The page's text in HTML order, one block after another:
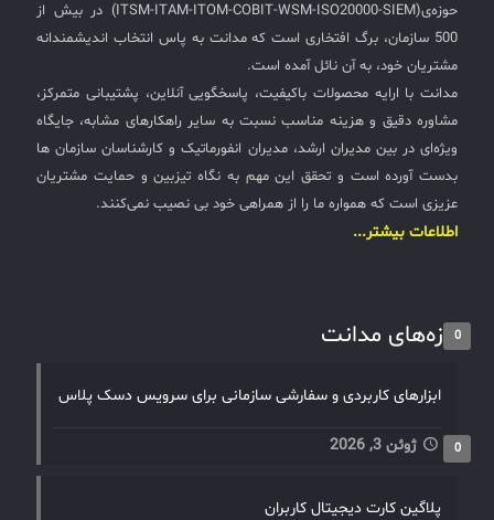
می‌شود. قابلیت‌ها و ویژگی‌ها این نرم‌افزار از امکاناتی نظیر
پشتیبانی چند مانیتوره، رمزنگاری پیشرفته برای امنیت
داده‌ها، ضبط جلسات، مدیریت متمرکز از طریق سرور، و
تنظیمات دسترسی و[…]
حوزه‌ی(ITSM-ITAM-ITOM-COBIT-WSM-ISO20000-SIEM) در بیش از
500 سازمان، برگ افتخاری است که مدانت به پاس انتخاب اندیشمندانه
مشتریان خود، به آن نائل آمده است.
مدانت با ارایه محصولات باکیفیت، پاسخگویی آنلاین، پشتیبانی متمرکز،
مشاوره دقیق و هزینه مناسب نسبت به سایر راهکارهای مشابه، جایگاه
ویژه‌ای در بین مدیران ارشد، مدیران انفورماتیک و کارشناسان سازمان ها
بدست آورده است و تحقق این مهم به نگاه تیزبین و حمایت مشتریان
عزیزی است که همواره ما را از همراهی خود بی نصیب نمی‌کنند.
اطلاعات بیشتر...
تازه‌های مدانت0
ابزارهای کاربردی و سفارشی سازمانی برای سرویس دسک پلاس
ژوئن 3, 2026 0
پلاگین کارت دیجیتال کاربران